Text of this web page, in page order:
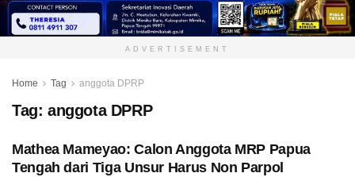
ADVERTISEMENT
Home Tag anggota DPRP
Tag: anggota DPRP
Mathea Mameyao: Calon Anggota MRP Papua
Tengah dari Tiga Unsur Harus Non Parpol